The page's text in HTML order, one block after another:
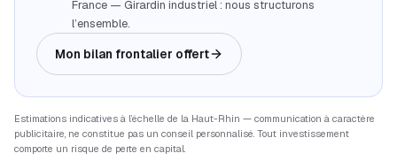
France — Girardin industriel : nous structurons
l’ensemble.
Mon bilan frontalier offert
Estimations indicatives à l’échelle de la Haut-Rhin — communication à caractère
publicitaire, ne constitue pas un conseil personnalisé. Tout investissement
comporte un risque de perte en capital.